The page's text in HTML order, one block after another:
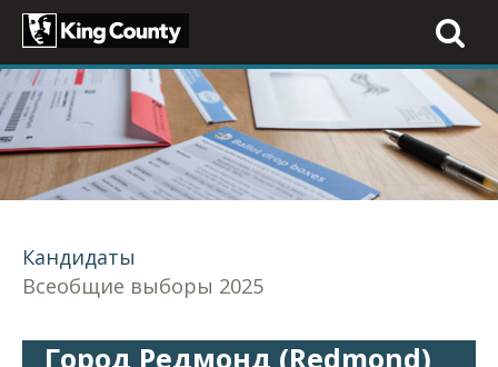
Toggle
Кандидаты
Всеобщие выборы 2025
Город Редмонд (Redmond)